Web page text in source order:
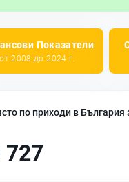
Показатели
от 2008 до 2024 г.
по приходи в България
727